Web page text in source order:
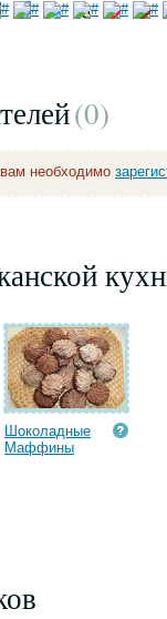
(0)
необходимо
Шоколадные
Маффины